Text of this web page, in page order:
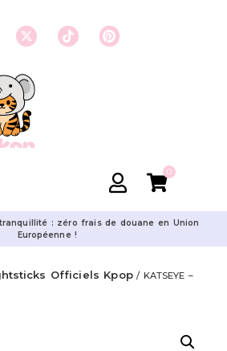
0
: zéro frais de douane en Union
Européenne !
Officiels Kpop/ KATSEYE –